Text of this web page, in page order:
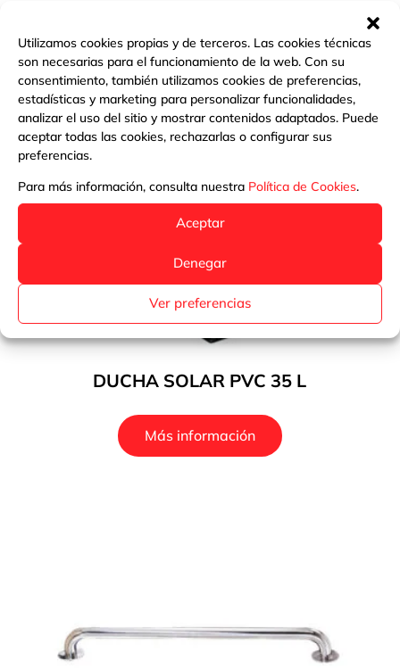
Utilizamos cookies propias y de terceros. Las cookies técnicas
son necesarias para el funcionamiento de la web. Con su
consentimiento, también utilizamos cookies de preferencias,
estadísticas y marketing para personalizar funcionalidades,
analizar el uso del sitio y mostrar contenidos adaptados. Puede
aceptar todas las cookies, rechazarlas o configurar sus
preferencias.
Para más información, consulta nuestra Política de Cookies.
Aceptar
Denegar
Ver preferencias
DUCHA SOLAR PVC 35 L
Más información